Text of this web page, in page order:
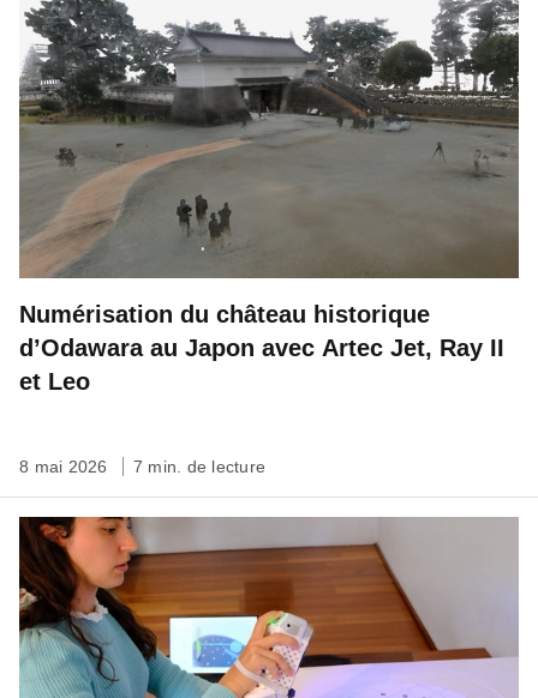
Numérisation du château historique
d’Odawara au Japon avec Artec Jet, Ray II
et Leo
8 mai 2026 7 min. de lecture